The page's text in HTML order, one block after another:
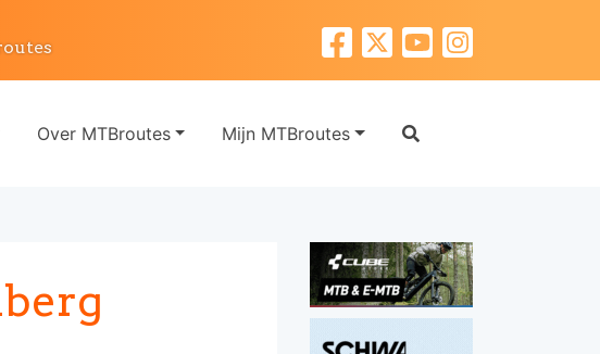
Over MTBroutes Mijn MTBroutes